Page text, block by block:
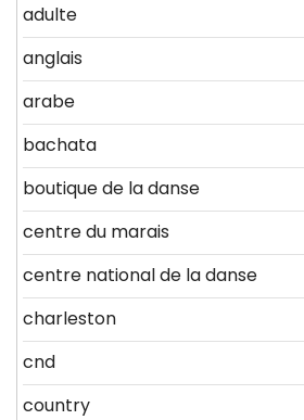
adulte
anglais
arabe
bachata
boutique de la danse
centre du marais
centre national de la danse
charleston
cnd
country